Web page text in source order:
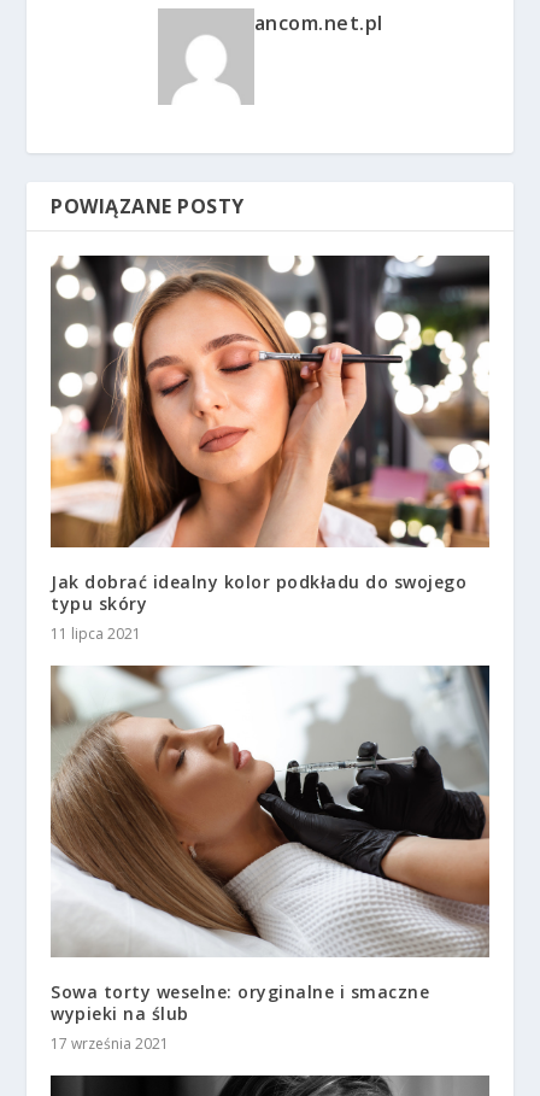
ancom.net.pl
POWIĄZANE POSTY
Jak dobrać idealny kolor podkładu do swojego
typu skóry
11 lipca 2021
Sowa torty weselne: oryginalne i smaczne
wypieki na ślub
17 września 2021